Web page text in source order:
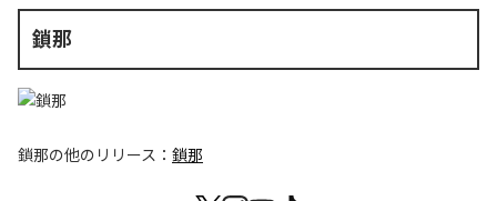
鎖那
鎖那の他のリリース： 鎖那